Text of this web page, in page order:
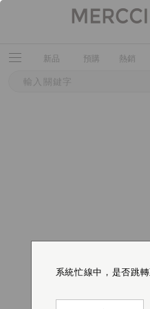
新品 預購 熱銷
系統忙線中，是否跳
系統忙線中，是否跳
系統忙線中，是否跳
系統忙線中，是否跳
系統忙線中，是否跳